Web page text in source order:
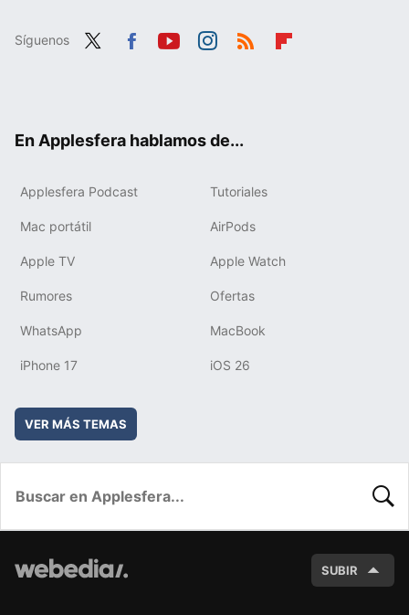
Síguenos
En Applesfera hablamos de...
Applesfera Podcast Tutoriales
Mac portátil AirPods
Apple TV Apple Watch
Rumores Ofertas
WhatsApp MacBook
iPhone 17 iOS 26
VER MÁS TEMAS
SUBIR